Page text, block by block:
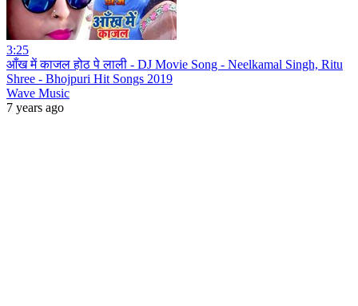
3:25
आँख में काजल होठ पे लाली - DJ Movie Song - Neelkamal Singh, Ritu
Shree - Bhojpuri Hit Songs 2019
Wave Music
7 years ago